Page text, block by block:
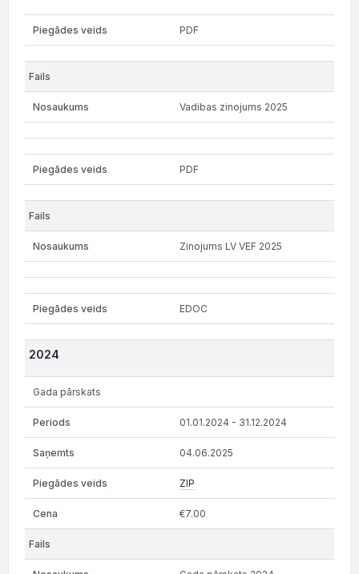
PDF
Vadibas zinojums 2025
PDF
Zinojums LV VEF 2025
EDOC
2024
Gada pārskats
01.01.2024 - 31.12.2024
04.06.2025
ZIP
€7.00